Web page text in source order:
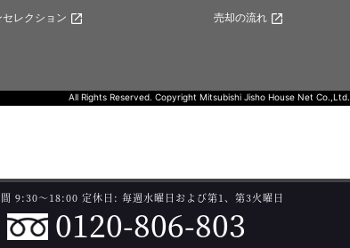
レクション 売却の流れ
All Rights Reserved. Copyright Mitsubishi Jisho House Net Co.,Ltd.
9:30～18:00 定休日: 毎週水曜日および第1、第3火曜日
0120-806-803